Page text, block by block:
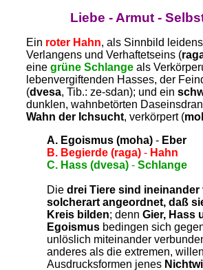
Liebe - Armut -
Ein roter Hahn, als Sinnbild
Verlangens und Verhaftetseins (
eine grüne Schlange als
lebenvergiftenden Hasses, der
(dvesa, Tib.: ze-sdan); und ein
dunklen, wahnbetörten
Wahn der Ichsucht, verkörpert (
A. Egoismus (moha) - Eber
B. Begierde (raga) - Hahn
C. Hass (dvesa) - Schlange
Die drei Tiere sind ineinander
solcherart angeordnet, daß
Kreis bilden; denn Gier, Hass
Egoismus bedingen sich
unlöslich miteinander
anderes als die extremen,
Ausdrucksformen jenes